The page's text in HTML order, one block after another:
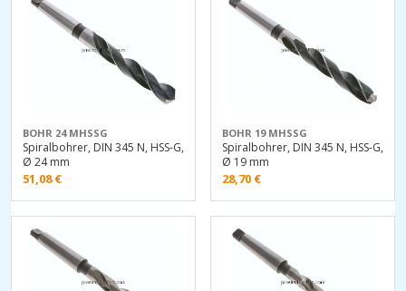
BOHR 24 MHSSG
Spiralbohrer, DIN 345 N, HSS-G,
Ø 24 mm
51,08€
BOHR 19 MHSSG
Spiralbohrer, DIN 345 N, HSS-G,
Ø 19 mm
28,70 €